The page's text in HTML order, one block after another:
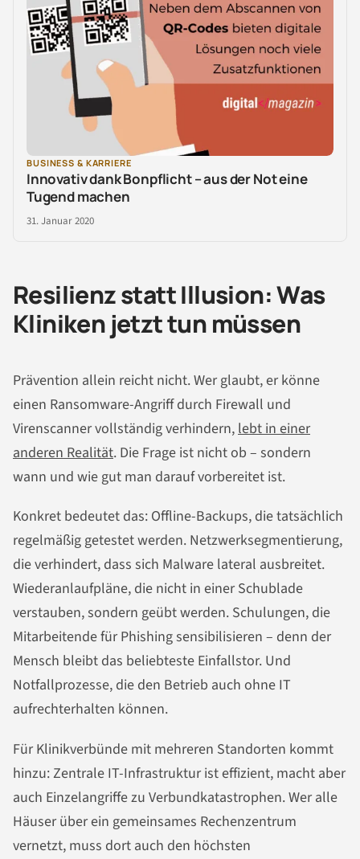
BUSINESS & KARRIERE
Innovativ dank Bonpflicht – aus der Not eine
Tugend machen
31. Januar 2020
Resilienz statt Illusion: Was
Kliniken jetzt tun müssen
Prävention allein reicht nicht. Wer glaubt, er könne
einen Ransomware-Angriff durch Firewall und
Virenscanner vollständig verhindern, lebt in einer
anderen Realität. Die Frage ist nicht ob – sondern
wann und wie gut man darauf vorbereitet ist.
Konkret bedeutet das: Offline-Backups, die tatsächlich
regelmäßig getestet werden. Netzwerksegmentierung,
die verhindert, dass sich Malware lateral ausbreitet.
Wiederanlaufpläne, die nicht in einer Schublade
verstauben, sondern geübt werden. Schulungen, die
Mitarbeitende für Phishing sensibilisieren – denn der
Mensch bleibt das beliebteste Einfallstor. Und
Notfallprozesse, die den Betrieb auch ohne IT
aufrechterhalten können.
Für Klinikverbünde mit mehreren Standorten kommt
hinzu: Zentrale IT-Infrastruktur ist effizient, macht aber
auch Einzelangriffe zu Verbundkatastrophen. Wer alle
Häuser über ein gemeinsames Rechenzentrum
vernetzt, muss dort auch den höchsten